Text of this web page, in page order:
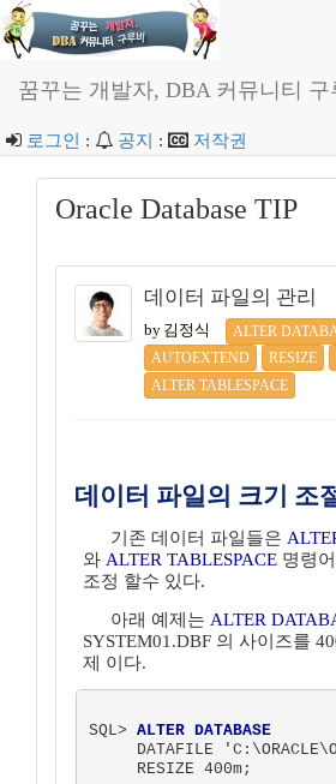
꿈꾸는 개발자, DBA 커뮤니티 구
로그인 : 공지 : 저작권
Oracle Database TIP
데이터 파일의 관리
by 김정식
ALTER
AUTOEXTEND
RESIZE
ALTER TABLESPACE
데이터 파일의 크기 조
기존 데이터 파일들은
와 ALTER TABLESPACE 명령
조정 할수 있다.
아래 예제는 ALTER
SYSTEM01.DBF 의 사이즈를
제 이다.
SQL> ALTER DATABASE
DATAFILE
     RESIZE 400m;